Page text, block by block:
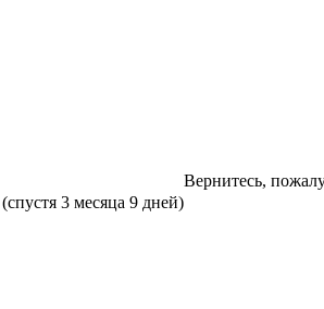
(спустя 3 месяца 9 дней)
Вернитесь,